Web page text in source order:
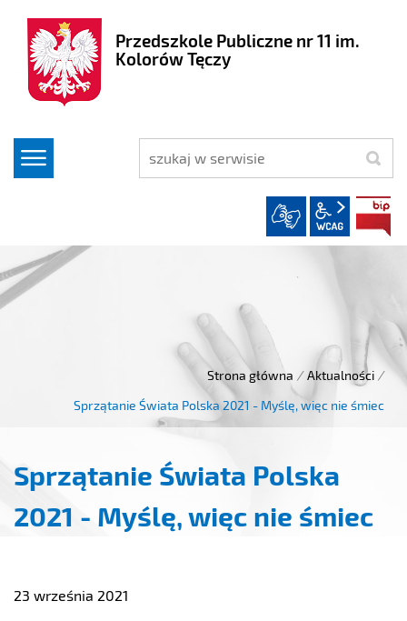
Przedszkole Publiczne nr 11 im.
Kolorów Tęczy
szukaj
wcag2.1
Strona główna / Aktualności /
Sprzątanie Świata Polska 2021 - Myślę, więc nie śmiec
Sprzątanie Świata Polska
2021 - Myślę, więc nie śmiec
23 września 2021